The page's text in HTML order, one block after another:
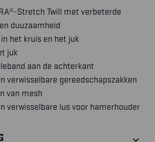
Stretch Twill met verbeterde
duuzaamheid
het kruis en het juk
juk
aan de achterkant
verwisselbare gereedschapszakken
van mesh
verwisselbare lus voor hamerhouder